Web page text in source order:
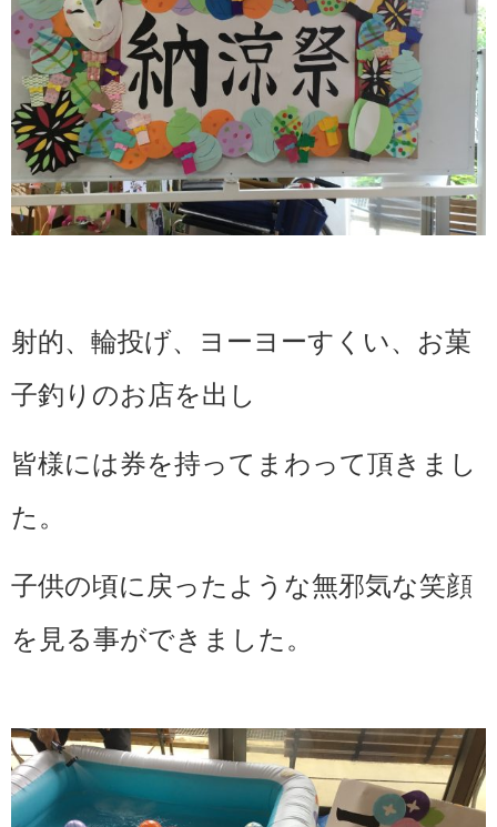
射的、輪投げ、ヨーヨーすくい、お菓
子釣りのお店を出し
皆様には券を持ってまわって頂きまし
た。
子供の頃に戻ったような無邪気な笑顔
を見る事ができました。